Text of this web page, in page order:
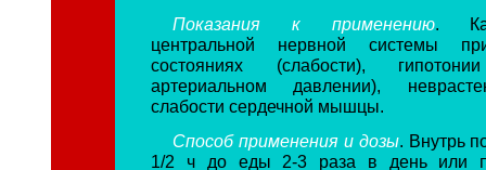
Показания к применению.
центральной нервной системы
состояниях (слабости),
артериальном давлении),
слабости сердечной мышцы.
Способ применения и дозы. Внутрь
1/2 ч до еды 2-3 раза в день или